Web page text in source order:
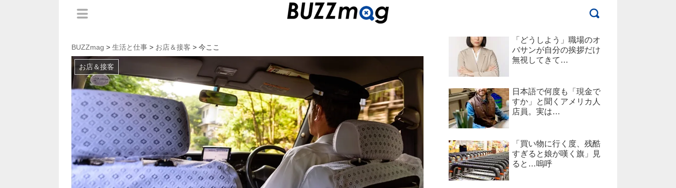
BUZZmag > 生活と仕事 > お店＆接客 > 今ここ
お店＆接客
「どうしよう」職場のオ
バサンが自分の挨拶だけ
無視してきて…
日本語で何度も「現金で
すか」と聞くアメリカ人
店員。実は…
「買い物に行く度、残酷
すぎると娘が嘆く旗」見
ると…嗚呼